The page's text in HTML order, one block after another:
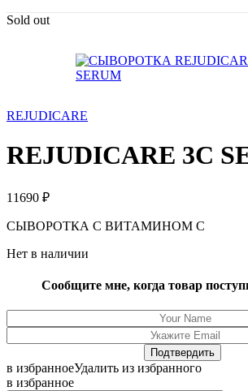
Sold out
REJUDICARE
REJUDICARE 3C
11690 ₽
СЫВОРОТКА С ВИТАМИНОМ С
Нет в наличии
Сообщите мне, когда товар
в избранноеУдалить из избранного
в избранное